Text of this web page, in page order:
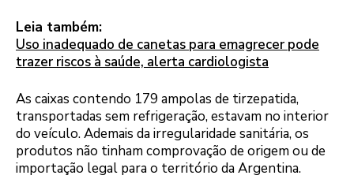
Leia também:
Uso inadequado de canetas para emagrecer pode
trazer riscos à saúde, alerta cardiologista
As caixas contendo 179 ampolas de tirzepatida,
transportadas sem refrigeração, estavam no interior
do veículo. Ademais da irregularidade sanitária, os
produtos não tinham comprovação de origem ou de
importação legal para o território da Argentina.